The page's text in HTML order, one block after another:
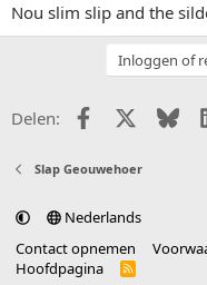
Nou slim slip and the
Inloggen of
Delen: Facebook
X
Slap Geouwehoer
Nederlands
Contact opnemen
Hoofdpagina
R